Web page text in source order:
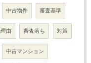
中古物件 審査基準
理由 審査落ち 対策
中古マンション